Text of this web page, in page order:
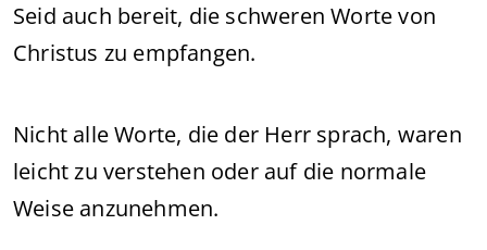
Seid auch bereit, die schweren Worte von
Christus zu empfangen.
Nicht alle Worte, die der Herr sprach, waren
leicht zu verstehen oder auf die normale
Weise anzunehmen.